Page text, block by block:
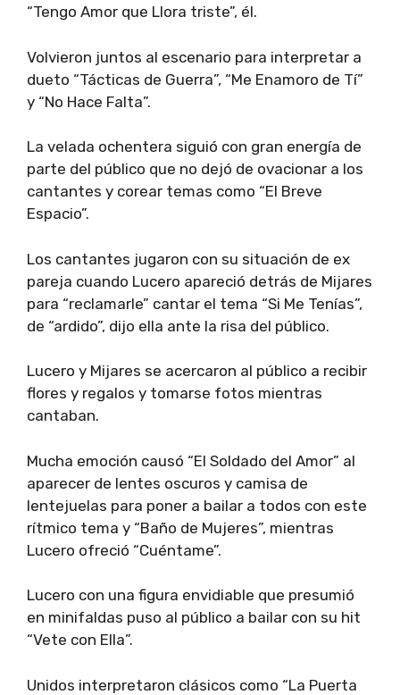
“Tengo Amor que Llora triste”, él.
Volvieron juntos al escenario para interpretar a
dueto “Tácticas de Guerra”, “Me Enamoro de Tí”
y “No Hace Falta”.
La velada ochentera siguió con gran energía de
parte del público que no dejó de ovacionar a los
cantantes y corear temas como “El Breve
Espacio”.
Los cantantes jugaron con su situación de ex
pareja cuando Lucero apareció detrás de Mijares
para “reclamarle” cantar el tema “Si Me Tenías”,
de “ardido”, dijo ella ante la risa del público.
Lucero y Mijares se acercaron al público a recibir
flores y regalos y tomarse fotos mientras
cantaban.
Mucha emoción causó “El Soldado del Amor” al
aparecer de lentes oscuros y camisa de
lentejuelas para poner a bailar a todos con este
rítmico tema y “Baño de Mujeres”, mientras
Lucero ofreció “Cuéntame”.
Lucero con una figura envidiable que presumió
en minifaldas puso al público a bailar con su hit
“Vete con Ella”.
Unidos interpretaron clásicos como “La Puerta